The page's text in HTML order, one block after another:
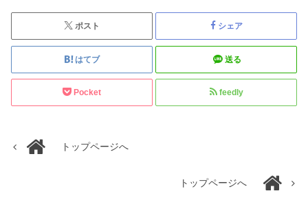
ポスト シェア
はてブ 送る
Pocket feedly
トップページへ
トップページへ